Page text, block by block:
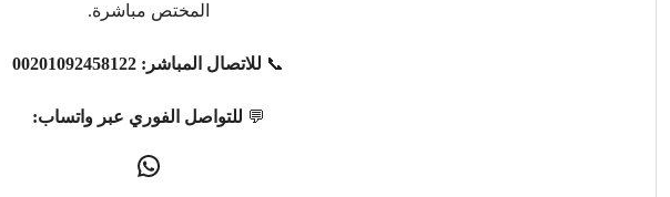
المختص مباشرة.
📞 للاتصال المباشر: 00201092458122
💬 للتواصل الفوري عبر واتساب: